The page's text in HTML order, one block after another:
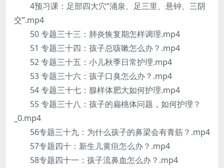
4预习课：足部四大穴“涌泉、足三里、悬钟、三阴
交”.mp4
50 专题三十三：肺炎恢复期怎样调理.mp4
51 专题三十四：孩子总咳嗽怎么办？.mp4
52 专题三十五：小儿秋季日常护理.mp4
53 专题三十六：孩子口臭怎么办？.mp4
54 专题三十七：腺样体肥大如何护理.mp4
55 专题三十八：孩子的扁桃体问题，如何护理？
_0.mp4
56专题三十九：为什么孩子的鼻梁会有青筋？.mp4
57专题四十：新生儿黄疸怎么办？.mp4
58专题四十一：孩子流鼻血怎么办？.mp4